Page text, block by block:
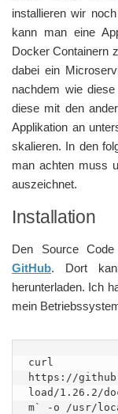
installieren wir noch
kann man eine
Docker Containern
dabei ein
nachdem wie
diese mit den
Applikation an
skalieren. In den
man achten muss
auszeichnet.
Installation
Den Source
GitHub. Dort
herunterladen. Ich
mein
https://
load/1.26.2/
m` -o /usr/